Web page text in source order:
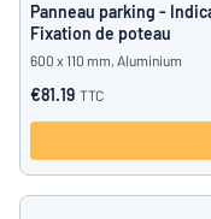
Panneau parking -
Fixation de poteau
600 x 110 mm, Aluminium
€81.19 TTC